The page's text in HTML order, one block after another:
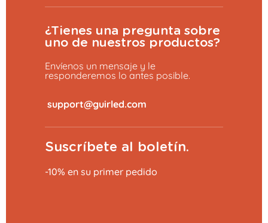
¿Tienes una pregunta sobre
uno de nuestros productos?
Envíenos un mensaje y le
responderemos lo antes posible.
Suscríbete al boletín.
-10% en su primer pedido